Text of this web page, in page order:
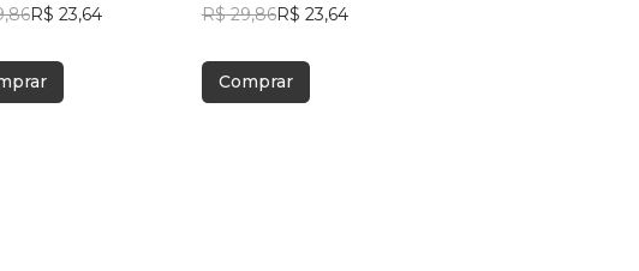
R$ 23,64
R$ 29,86R$ 23,64
Comprar